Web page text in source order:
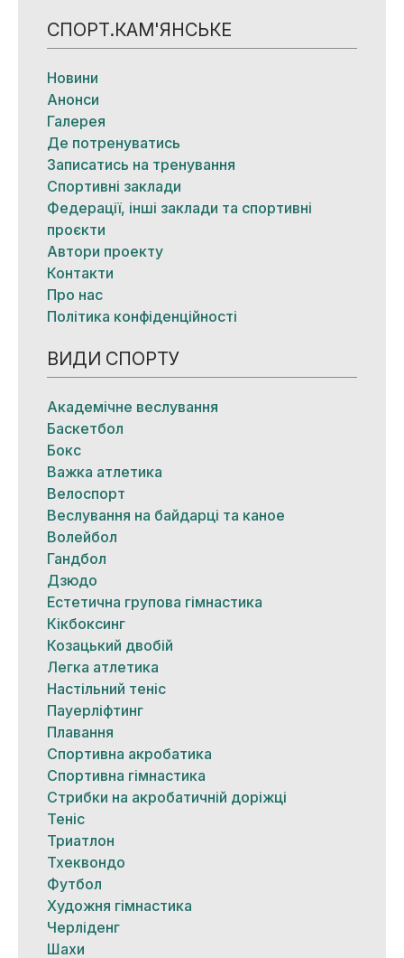
СПОРТ.КАМ'ЯНСЬКЕ
Новини
Анонси
Галерея
Де потренуватись
Записатись на тренування
Спортивні заклади
Федерації, інші заклади та спортивні
проєкти
Автори проекту
Контакти
Про нас
Політика конфіденційності
ВИДИ СПОРТУ
Академічне веслування
Баскетбол
Бокс
Важка атлетика
Велоспорт
Веслування на байдарці та каное
Волейбол
Гандбол
Дзюдо
Естетична групова гімнастика
Кікбоксинг
Козацький двобій
Легка атлетика
Настільний теніс
Пауерліфтинг
Плавання
Спортивна акробатика
Спортивна гімнастика
Стрибки на акробатичній доріжці
Теніс
Триатлон
Тхеквондо
Футбол
Художня гімнастика
Черліденг
Шахи